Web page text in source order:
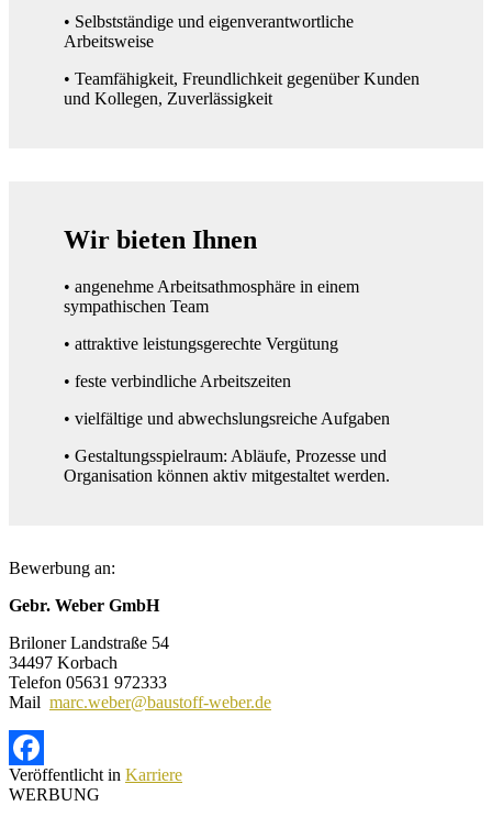
• Selbstständige und eigenverantwortliche
Arbeitsweise
• Teamfähigkeit, Freundlichkeit gegenüber Kunden
und Kollegen, Zuverlässigkeit
Wir bieten Ihnen
• angenehme Arbeitsathmosphäre in einem
sympathischen Team
• attraktive leistungsgerechte Vergütung
• feste verbindliche Arbeitszeiten
• vielfältige und abwechslungsreiche Aufgaben
• Gestaltungsspielraum: Abläufe, Prozesse und
Organisation können aktiv mitgestaltet werden.
Bewerbung an:
Gebr. Weber GmbH
Briloner Landstraße 54
34497 Korbach
Telefon 05631 972333
Mail marc.weber@baustoff-weber.de
Facebook
Veröffentlicht in Karriere
WERBUNG